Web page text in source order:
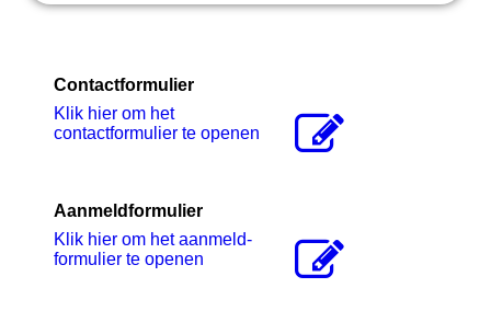
Contactformulier
Klik hier om het
contactformulier te openen
Aanmeldformulier
Klik hier om het aanmeld-
formulier te openen